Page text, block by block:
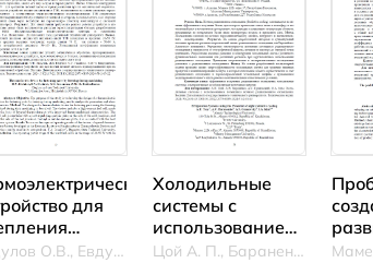
для
методомЕвдулов О.В., Евдулов Д.В., Гасанова С.Г.
Холодильные
системы с
использованием
потенциала
Цой А. П., Бараненко А. В., Грановский А.С.